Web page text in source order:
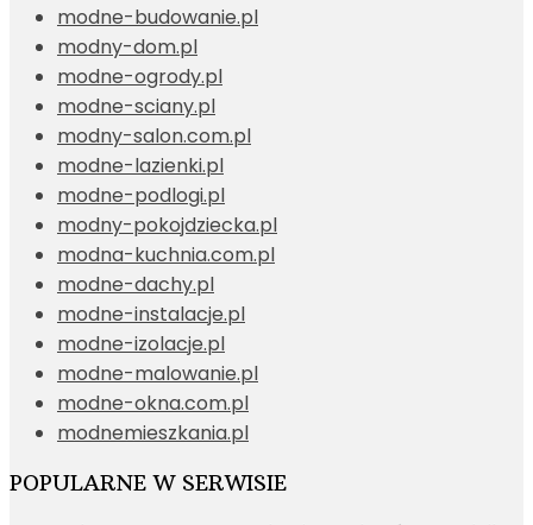
modne-budowanie.pl
modny-dom.pl
modne-ogrody.pl
modne-sciany.pl
modny-salon.com.pl
modne-lazienki.pl
modne-podlogi.pl
modny-pokojdziecka.pl
modna-kuchnia.com.pl
modne-dachy.pl
modne-instalacje.pl
modne-izolacje.pl
modne-malowanie.pl
modne-okna.com.pl
modnemieszkania.pl
POPULARNE W SERWISIE